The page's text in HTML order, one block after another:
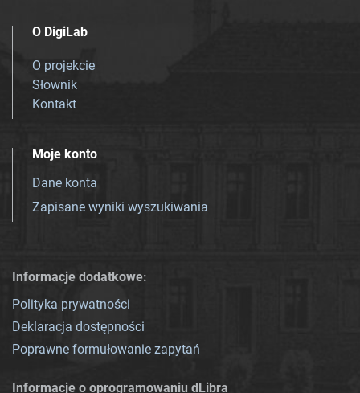
O DigiLab
O projekcie
Słownik
Kontakt
Moje konto
Dane konta
Zapisane wyniki wyszukiwania
Informacje dodatkowe:
Polityka prywatności
Deklaracja dostępności
Poprawne formułowanie zapytań
Informacje o oprogramowaniu dLibra